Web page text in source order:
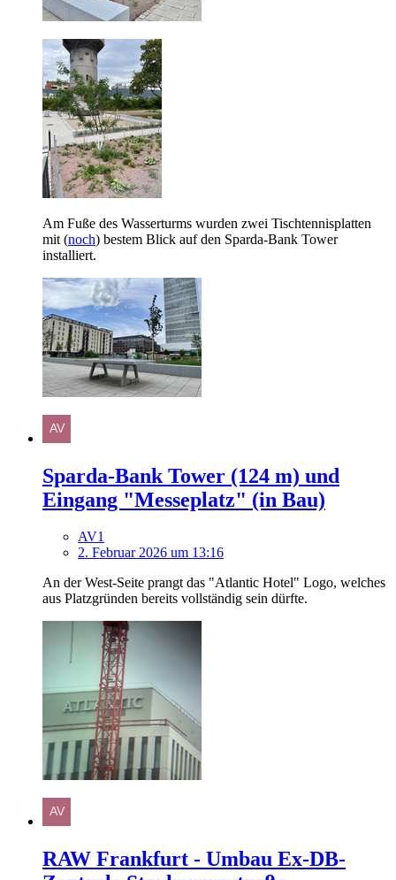
Am Fuße des Wasserturms wurden zwei Tischtennisplatten
mit (noch) bestem Blick auf den Sparda-Bank Tower
installiert.
Sparda-Bank Tower (124 m) und
Eingang "Messeplatz" (in Bau)
AV1
2. Februar 2026 um 13:16
An der West-Seite prangt das "Atlantic Hotel" Logo, welches
aus Platzgründen bereits vollständig sein dürfte.
RAW Frankfurt - Umbau Ex-DB-